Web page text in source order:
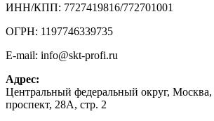
ИНН/КПП: 7727419816/772701001
ОГРН: 1197746339735
E-mail: info@skt-profi.ru
Адрес:
Центральный федеральный округ, Москва,
проспект, 28А, стр. 2